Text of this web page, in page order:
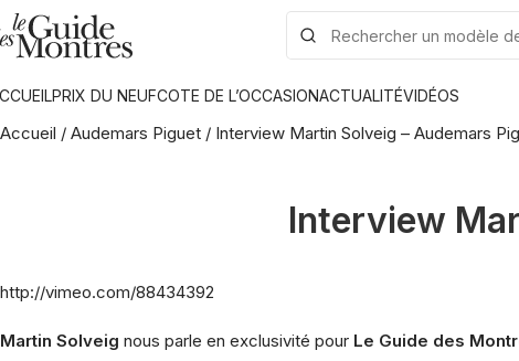
PRIX DU NEUFCOTE DE L’OCCASIONACTUALITÉVIDÉOS
Accueil / Audemars Piguet / Interview Martin Solveig – Audemars
Interview
http://vimeo.com/88434392
Martin Solveig nous parle en exclusivité pour Le Guide des